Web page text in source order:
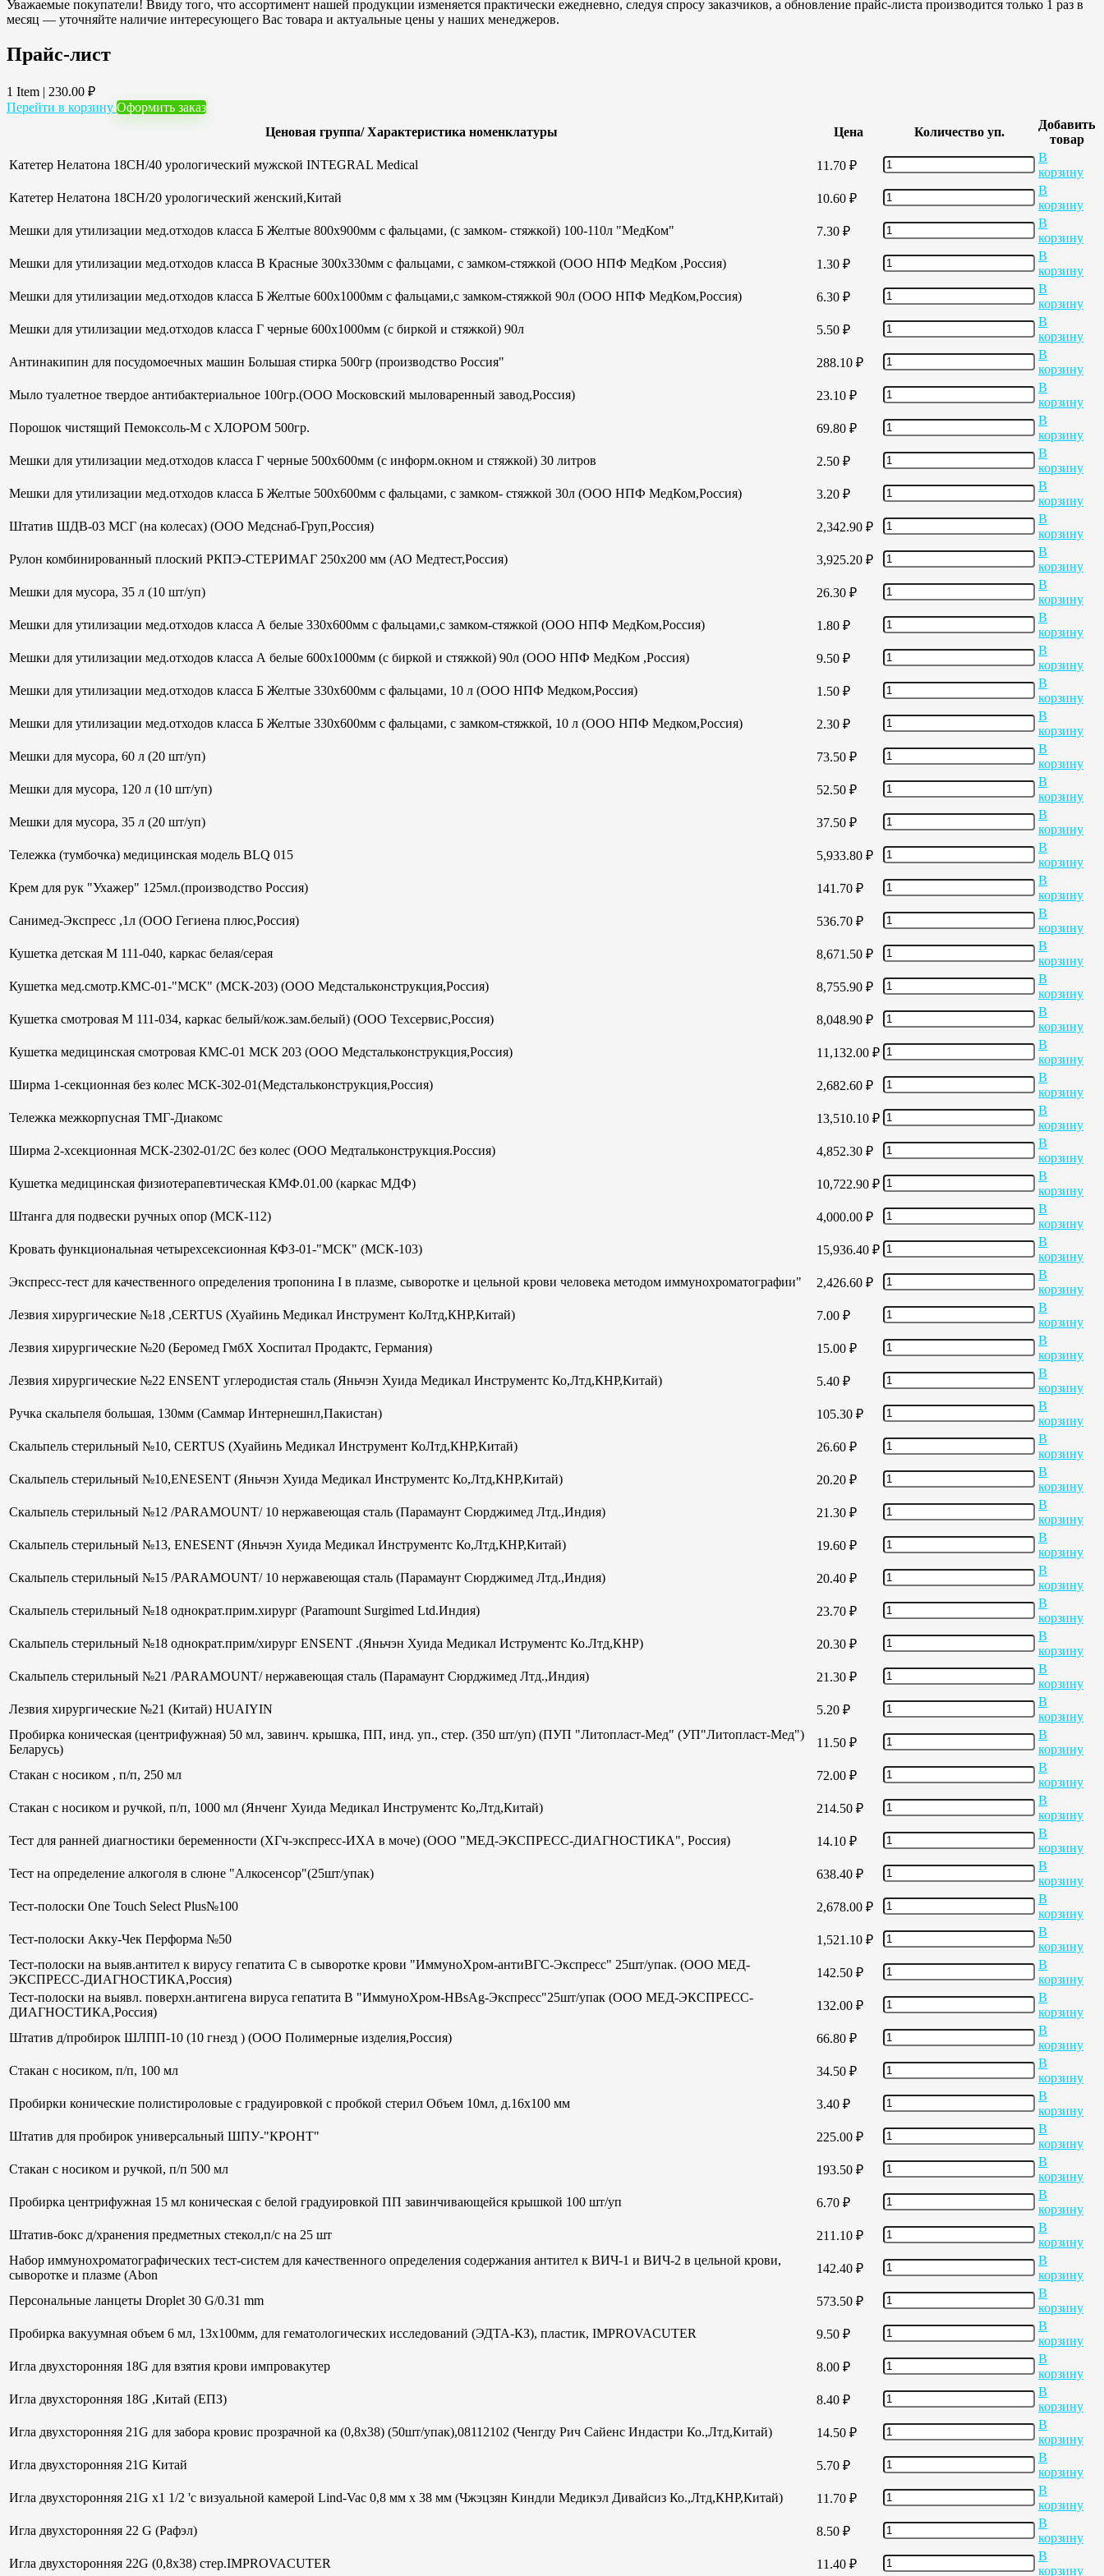
Уважаемые покупатели! Ввиду того, что ассортимент нашей продукции изменяется практически ежедневно, следуя спросу заказчиков, а обновление прайс-листа производится только 1 раз в
месяц — уточняйте наличие интересующего Вас товара и актуальные цены у наших менеджеров.
Прайс-лист
1 Item | 230.00 ₽
Перейти в корзину Оформить заказ
Ценовая группа/ Характеристика номенклатуры
Цена Количество уп.
Добавить
товар
Катетер Нелатона 18CH/40 урологический мужской INTEGRAL Medical
11.70 ₽
В
корзину
Катетер Нелатона 18CH/20 урологический женский,Китай
10.60 ₽
В
корзину
Мешки для утилизации мед.отходов класса Б Желтые 800х900мм с фальцами, (с замком- стяжкой) 100-110л "МедКом"
7.30 ₽
В
корзину
Мешки для утилизации мед.отходов класса В Красные 300х330мм с фальцами, с замком-стяжкой (ООО НПФ МедКом ,Россия)
1.30 ₽
В
корзину
Мешки для утилизации мед.отходов класса Б Желтые 600х1000мм с фальцами,с замком-стяжкой 90л (ООО НПФ МедКом,Россия)
6.30 ₽
В
корзину
Мешки для утилизации мед.отходов класса Г черные 600х1000мм (с биркой и стяжкой) 90л
5.50 ₽
В
корзину
Антинакипин для посудомоечных машин Большая стирка 500гр (производство Россия"
288.10 ₽
В
корзину
Мыло туалетное твердое антибактериальное 100гр.(ООО Московский мыловаренный завод,Россия)
23.10 ₽
В
корзину
Порошок чистящий Пемоксоль-М с ХЛОРОМ 500гр.
69.80 ₽
В
корзину
Мешки для утилизации мед.отходов класса Г черные 500х600мм (с информ.окном и стяжкой) 30 литров
2.50 ₽
В
корзину
Мешки для утилизации мед.отходов класса Б Желтые 500х600мм с фальцами, с замком- стяжкой 30л (ООО НПФ МедКом,Россия)
3.20 ₽
В
корзину
Штатив ШДВ-03 МСГ (на колесах) (ООО Медснаб-Груп,Россия)
2,342.90 ₽
В
корзину
Рулон комбинированный плоский РКПЭ-СТЕРИМАГ 250х200 мм (АО Медтест,Россия)
3,925.20 ₽
В
корзину
Мешки для мусора, 35 л (10 шт/уп)
26.30 ₽
В
корзину
Мешки для утилизации мед.отходов класса А белые 330х600мм с фальцами,с замком-стяжкой (ООО НПФ МедКом,Россия)
1.80 ₽
В
корзину
Мешки для утилизации мед.отходов класса А белые 600х1000мм (с биркой и стяжкой) 90л (ООО НПФ МедКом ,Россия)
9.50 ₽
В
корзину
Мешки для утилизации мед.отходов класса Б Желтые 330х600мм с фальцами, 10 л (ООО НПФ Медком,Россия)
1.50 ₽
В
корзину
Мешки для утилизации мед.отходов класса Б Желтые 330х600мм с фальцами, с замком-стяжкой, 10 л (ООО НПФ Медком,Россия)
2.30 ₽
В
корзину
Мешки для мусора, 60 л (20 шт/уп)
73.50 ₽
В
корзину
Мешки для мусора, 120 л (10 шт/уп)
52.50 ₽
В
корзину
Мешки для мусора, 35 л (20 шт/уп)
37.50 ₽
В
корзину
Тележка (тумбочка) медицинская модель BLQ 015
5,933.80 ₽
В
корзину
Крем для рук "Ухажер" 125мл.(производство Россия)
141.70 ₽
В
корзину
Санимед-Экспресс ,1л (ООО Гегиена плюс,Россия)
536.70 ₽
В
корзину
Кушетка детская М 111-040, каркас белая/серая
8,671.50 ₽
В
корзину
Кушетка мед.смотр.КМС-01-"МСК" (МСК-203) (ООО Медстальконструкция,Россия)
8,755.90 ₽
В
корзину
Кушетка смотровая М 111-034, каркас белый/кож.зам.белый) (ООО Техсервис,Россия)
8,048.90 ₽
В
корзину
Кушетка медицинская смотровая КМС-01 МСК 203 (ООО Медстальконструкция,Россия)
11,132.00 ₽
В
корзину
Ширма 1-секционная без колес МСК-302-01(Медстальконструкция,Россия)
2,682.60 ₽
В
корзину
Тележка межкорпусная ТМГ-Диакомс
13,510.10 ₽
В
корзину
Ширма 2-хсекционная МСК-2302-01/2С без колес (ООО Медтальконструкция.Россия)
4,852.30 ₽
В
корзину
Кушетка медицинская физиотерапевтическая КМФ.01.00 (каркас МДФ)
10,722.90 ₽
В
корзину
Штанга для подвески ручных опор (МСК-112)
4,000.00 ₽
В
корзину
Кровать функциональная четырехсексионная КФЗ-01-"МСК" (МСК-103)
15,936.40 ₽
В
корзину
Экспресс-тест для качественного определения тропонина I в плазме, сыворотке и цельной крови человека методом иммунохроматографии"
2,426.60 ₽
В
корзину
Лезвия хирургические №18 ,CERTUS (Хуайинь Медикал Инструмент КоЛтд,КНР,Китай)
7.00 ₽
В
корзину
Лезвия хирургические №20 (Беромед ГмбХ Хоспитал Продактс, Германия)
15.00 ₽
В
корзину
Лезвия хирургические №22 ENSENT углеродистая сталь (Яньчэн Хуида Медикал Инструментс Ко,Лтд,КНР,Китай)
5.40 ₽
В
корзину
Ручка скальпеля большая, 130мм (Саммар Интернешнл,Пакистан)
105.30 ₽
В
корзину
Скальпель стерильный №10, CERTUS (Хуайинь Медикал Инструмент КоЛтд,КНР,Китай)
26.60 ₽
В
корзину
Скальпель стерильный №10,ENESENT (Яньчэн Хуида Медикал Инструментс Ко,Лтд,КНР,Китай)
20.20 ₽
В
корзину
Скальпель стерильный №12 /PARAMOUNT/ 10 нержавеющая сталь (Парамаунт Сюрджимед Лтд.,Индия)
21.30 ₽
В
корзину
Скальпель стерильный №13, ENESENT (Яньчэн Хуида Медикал Инструментс Ко,Лтд,КНР,Китай)
19.60 ₽
В
корзину
Скальпель стерильный №15 /PARAMOUNT/ 10 нержавеющая сталь (Парамаунт Сюрджимед Лтд.,Индия)
20.40 ₽
В
корзину
Скальпель стерильный №18 однократ.прим.хирург (Paramount Surgimed Ltd.Индия)
23.70 ₽
В
корзину
Скальпель стерильный №18 однократ.прим/хирург ENSENT .(Яньчэн Хуида Медикал Иструментс Ко.Лтд,КНР)
20.30 ₽
В
корзину
Скальпель стерильный №21 /PARAMOUNT/ нержавеющая сталь (Парамаунт Сюрджимед Лтд.,Индия)
21.30 ₽
В
корзину
Лезвия хирургические №21 (Китай) HUAIYIN
5.20 ₽
В
корзину
Пробирка коническая (центрифужная) 50 мл, завинч. крышка, ПП, инд. уп., стер. (350 шт/уп) (ПУП "Литопласт-Мед" (УП"Литопласт-Мед")
Беларусь)
11.50 ₽
В
корзину
Стакан с носиком , п/п, 250 мл
72.00 ₽
В
корзину
Стакан с носиком и ручкой, п/п, 1000 мл (Янченг Хуида Медикал Инструментс Ко,Лтд,Китай)
214.50 ₽
В
корзину
Тест для ранней диагностики беременности (ХГч-экспресс-ИХА в моче) (ООО "МЕД-ЭКСПРЕСС-ДИАГНОСТИКА", Россия)
14.10 ₽
В
корзину
Тест на определение алкоголя в слюне "Алкосенсор"(25шт/упак)
638.40 ₽
В
корзину
Тест-полоски One Touch Select Plus№100
2,678.00 ₽
В
корзину
Тест-полоски Акку-Чек Перформа №50
1,521.10 ₽
В
корзину
Тест-полоски на выяв.антител к вирусу гепатита С в сыворотке крови "ИммуноХром-антиВГС-Экспресс" 25шт/упак. (ООО МЕД-
ЭКСПРЕСС-ДИАГНОСТИКА,Россия)
142.50 ₽
В
корзину
Тест-полоски на выявл. поверхн.антигена вируса гепатита В "ИммуноХром-HBsAg-Экспресс"25шт/упак (ООО МЕД-ЭКСПРЕСС-
ДИАГНОСТИКА,Россия)
132.00 ₽
В
корзину
Штатив д/пробирок ШЛПП-10 (10 гнезд ) (ООО Полимерные изделия,Россия)
66.80 ₽
В
корзину
Стакан с носиком, п/п, 100 мл
34.50 ₽
В
корзину
Пробирки конические полистироловые с градуировкой с пробкой стерил Объем 10мл, д.16х100 мм
3.40 ₽
В
корзину
Штатив для пробирок универсальный ШПУ-"КРОНТ"
225.00 ₽
В
корзину
Стакан с носиком и ручкой, п/п 500 мл
193.50 ₽
В
корзину
Пробирка центрифужная 15 мл коническая с белой градуировкой ПП завинчивающейся крышкой 100 шт/уп
6.70 ₽
В
корзину
Штатив-бокс д/хранения предметных стекол,п/с на 25 шт
211.10 ₽
В
корзину
Набор иммунохроматографических тест-систем для качественного определения содержания антител к ВИЧ-1 и ВИЧ-2 в цельной крови,
сыворотке и плазме (Abon
142.40 ₽
В
корзину
Персональные ланцеты Droplet 30 G/0.31 mm
573.50 ₽
В
корзину
Пробирка вакуумная объем 6 мл, 13х100мм, для гематологических исследований (ЭДТА-КЗ), пластик, IMPROVACUTER
9.50 ₽
В
корзину
Игла двухсторонняя 18G для взятия крови импровакутер
8.00 ₽
В
корзину
Игла двухсторонняя 18G ,Китай (ЕПЗ)
8.40 ₽
В
корзину
Игла двухсторонняя 21G для забора кровис прозрачной ка (0,8х38) (50шт/упак),08112102 (Ченгду Рич Сайенс Индастри Ко.,Лтд,Китай)
14.50 ₽
В
корзину
Игла двухсторонняя 21G Китай
5.70 ₽
В
корзину
Игла двухсторонняя 21G х1 1/2 'с визуальной камерой Lind-Vac 0,8 мм х 38 мм (Чжэцзян Киндли Медикэл Дивайсиз Ко.,Лтд,КНР,Китай)
11.70 ₽
В
корзину
Игла двухсторонняя 22 G (Рафэл)
8.50 ₽
В
корзину
Игла двухсторонняя 22G (0,8х38) стер.IMPROVACUTER
11.40 ₽
В
корзину